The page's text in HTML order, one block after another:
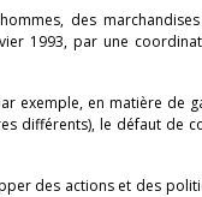
des
1993, par une
exemple, en matière de
différents), le défaut de
des actions et des